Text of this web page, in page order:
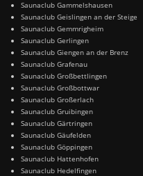
Saunaclub Gammelshausen
Saunaclub Geislingen an der Steige
Saunaclub Gemmrigheim
Saunaclub Gerlingen
Saunaclub Giengen an der Brenz
Saunaclub Grafenau
Saunaclub Großbettlingen
Saunaclub Großbottwar
Saunaclub Großerlach
Saunaclub Gruibingen
Saunaclub Gärtringen
Saunaclub Gäufelden
Saunaclub Göppingen
Saunaclub Hattenhofen
Saunaclub Hedelfingen